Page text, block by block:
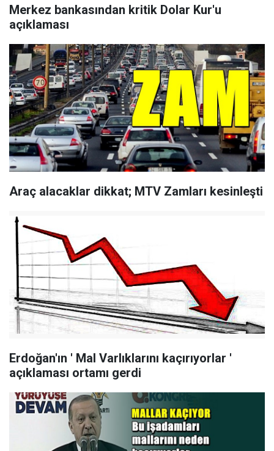
Merkez bankasından kritik Dolar Kur'u
açıklaması
Araç alacaklar dikkat; MTV Zamları kesinleşti
Erdoğan'ın ' Mal Varlıklarını kaçırıyorlar '
açıklaması ortamı gerdi